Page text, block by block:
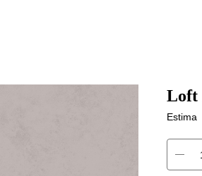
Loft
Estima